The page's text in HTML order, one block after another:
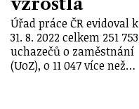
Úřad práce ČR evidoval k
31. 8. 2022 celkem 251 753
uchazečů o zaměstnání
(UoZ), o 11 047 více než…